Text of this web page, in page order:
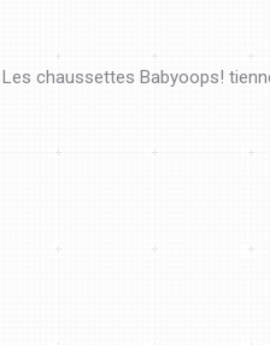
chaussettes Babyoops!